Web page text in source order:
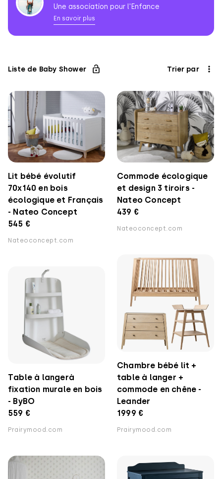
Association
pour
Une association pour l'Enfance
En savoir plus
Liste de Baby Shower Trier par
Lit bébé évolutif
70x140 en bois
écologique et Français
- Nateo Concept
545 €
Nateoconcept.com
Commode écologique
et design 3 tiroirs -
Nateo Concept
439 €
Nateoconcept.com
Chambre bébé lit +
table à langer +
commode en chêne -
Leander
1999 €
Prairymood.com
Table à langerà
fixation murale en bois
- ByBO
559 €
Prairymood.com